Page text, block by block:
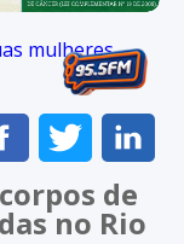
COMPARTILHAR
NO
FACEBOOK
NO
TWITTER
de
no Rio